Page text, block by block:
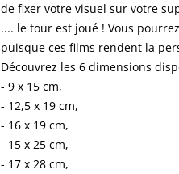
de fixer votre visuel sur votre
.... le tour est joué ! Vous
puisque ces films rendent la
Découvrez les 6 dimensions
- 9 x 15 cm,
- 12,5 x 19 cm,
- 16 x 19 cm,
- 15 x 25 cm,
- 17 x 28 cm,
Imprimante
Rating:
0%
1 621,14 €
1 350,95 €